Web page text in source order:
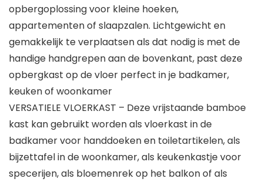
opbergoplossing voor kleine hoeken,
appartementen of slaapzalen. Lichtgewicht en
gemakkelijk te verplaatsen als dat nodig is met de
handige handgrepen aan de bovenkant, past deze
opbergkast op de vloer perfect in je badkamer,
keuken of woonkamer
VERSATIELE VLOERKAST – Deze vrijstaande bamboe
kast kan gebruikt worden als vloerkast in de
badkamer voor handdoeken en toiletartikelen, als
bijzettafel in de woonkamer, als keukenkastje voor
specerijen, als bloemenrek op het balkon of als